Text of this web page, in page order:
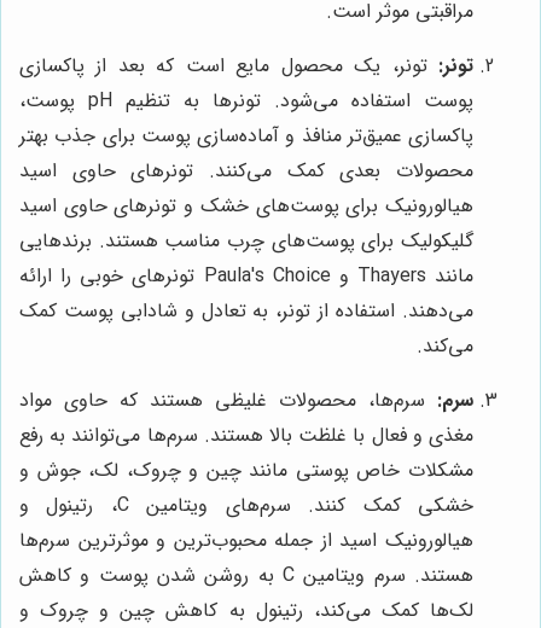
مراقبتی موثر است.
تونر: تونر، یک محصول مایع است که بعد از پاکسازی
پوست استفاده می‌شود. تونرها به تنظیم pH پوست،
پاکسازی عمیق‌تر منافذ و آماده‌سازی پوست برای جذب بهتر
محصولات بعدی کمک می‌کنند. تونرهای حاوی اسید
هیالورونیک برای پوست‌های خشک و تونرهای حاوی اسید
گلیکولیک برای پوست‌های چرب مناسب هستند. برندهایی
مانند Thayers و Paula's Choice تونرهای خوبی را ارائه
می‌دهند. استفاده از تونر، به تعادل و شادابی پوست کمک
می‌کند.
سرم: سرم‌ها، محصولات غلیظی هستند که حاوی مواد
مغذی و فعال با غلظت بالا هستند. سرم‌ها می‌توانند به رفع
مشکلات خاص پوستی مانند چین و چروک، لک، جوش و
خشکی کمک کنند. سرم‌های ویتامین C، رتینول و
هیالورونیک اسید از جمله محبوب‌ترین و موثرترین سرم‌ها
هستند. سرم ویتامین C به روشن شدن پوست و کاهش
لک‌ها کمک می‌کند، رتینول به کاهش چین و چروک و